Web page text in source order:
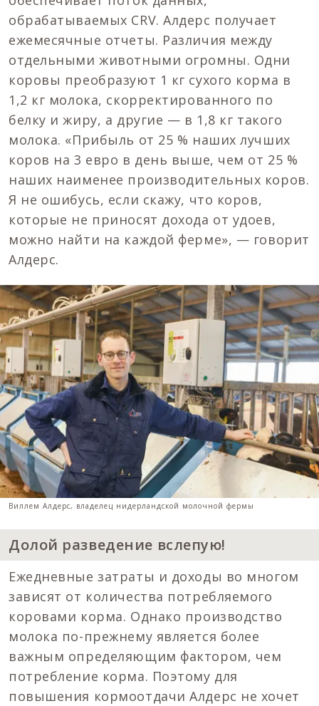
обрабатываемых CRV. Алдерс получает
ежемесячные отчеты. Различия между
отдельными животными огромны. Одни
коровы преобразуют 1 кг сухого корма в
1,2 кг молока, скорректированного по
белку и жиру, а другие — в 1,8 кг такого
молока. «Прибыль от 25 % наших лучших
коров на 3 евро в день выше, чем от 25 %
наших наименее производительных коров.
Я не ошибусь, если скажу, что коров,
которые не приносят дохода от удоев,
можно найти на каждой ферме», — говорит
Алдерс.
Виллем Алдерс, владелец нидерландской молочной фермы
Долой разведение вслепую!
Ежедневные затраты и доходы во многом
зависят от количества потребляемого
коровами корма. Однако производство
молока по-прежнему является более
важным определяющим фактором, чем
потребление корма. Поэтому для
повышения кормоотдачи Алдерс не хочет